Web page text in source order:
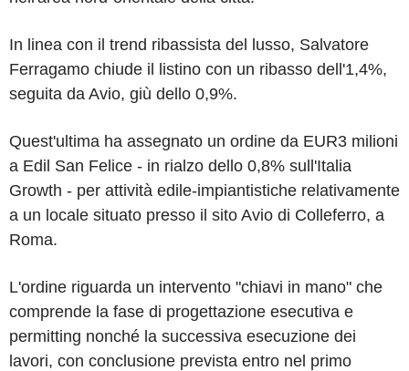
In linea con il trend ribassista del lusso, Salvatore
Ferragamo chiude il listino con un ribasso dell'1,4%,
seguita da Avio, giù dello 0,9%.
Quest'ultima ha assegnato un ordine da EUR3 milioni
a Edil San Felice - in rialzo dello 0,8% sull'Italia
Growth - per attività edile-impiantistiche relativamente
a un locale situato presso il sito Avio di Colleferro, a
Roma.
L'ordine riguarda un intervento "chiavi in mano" che
comprende la fase di progettazione esecutiva e
permitting nonché la successiva esecuzione dei
lavori, con conclusione prevista entro nel primo